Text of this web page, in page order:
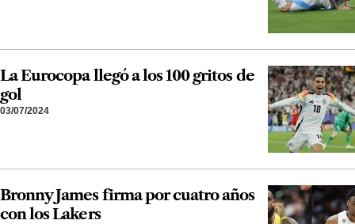
La Eurocopa llegó a los 100 gritos de
gol
03/07/2024
Bronny James firma por cuatro años
con los Lakers